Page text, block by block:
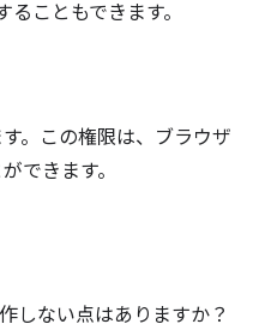
こともできます。
。この権限は、ブラウザ
できます。
しない点はありますか？